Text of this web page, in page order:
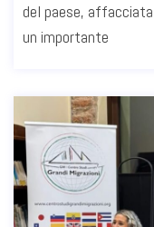
del paese,
un importante